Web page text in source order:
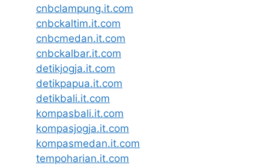
cnbclampung.it.com
cnbckaltim.it.com
cnbcmedan.it.com
cnbckalbar.it.com
detikjogja.it.com
detikpapua.it.com
detikbali.it.com
kompasbali.it.com
kompasjogja.it.com
kompasmedan.it.com
tempoharian.it.com